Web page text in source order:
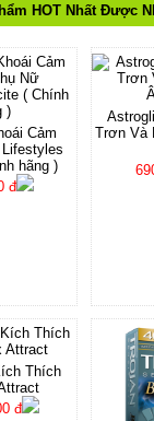
HOT Nhất Được
Cảm
hãng )
đ
Trơn Và
Thích
đ